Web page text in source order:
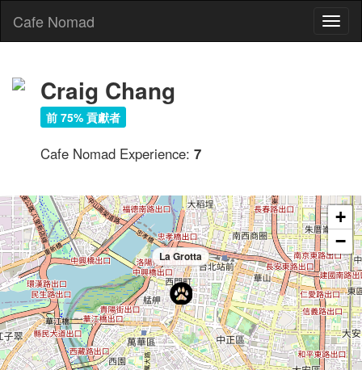
Cafe Nomad
Craig Chang
前 75% 貢獻者
Cafe Nomad Experience: 7
La Grotta
+
−